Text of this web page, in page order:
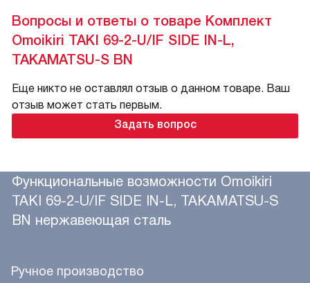
Вопросы и ответы о товаре Комплект
Omoikiri TAKI 69-2-U/IF SIDE IN-L,
TAKAMATSU-S BN
Еще никто не оставлял отзыв о данном товаре. Ваш
отзыв может стать первым.
Задать вопрос
Функциональные возможности Omoikiri
TAKI 69-2-U/IF SIDE IN-L, TAKAMATSU-S
BN нержавеющая сталь
Ручное производство